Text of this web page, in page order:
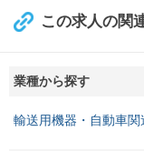
この求人の関
業種から探す
輸送用機器・自動車関